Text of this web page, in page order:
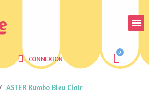
CONNEXION
ASTER Kumbo Bleu Clair